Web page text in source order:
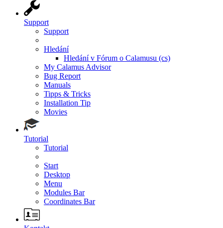
Support
Support
Hledání
Hledání v Fórum o Calamusu (cs)
My Calamus Advisor
Bug Report
Manuals
Tipps & Tricks
Installation Tip
Movies
Tutorial
Tutorial
Start
Desktop
Menu
Modules Bar
Coordinates Bar